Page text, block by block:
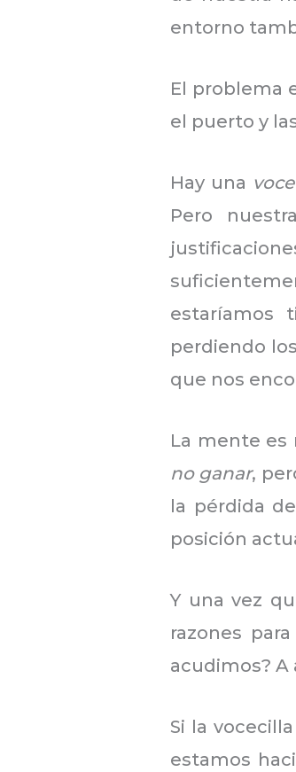
entorno
El problema
el puerto y
Hay una
Pero
estaríamos
perdiendo
que nos
La mente es
no ganar,
la pérdida
posición
Y una vez
razones
acudimos?
Si la
estamos